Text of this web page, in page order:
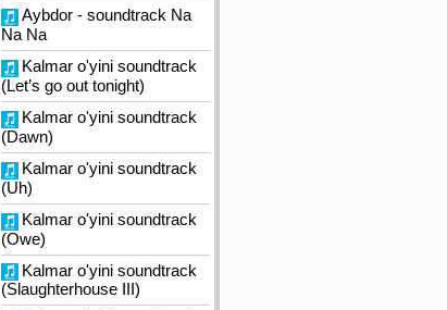
Aybdor - soundtrack Na
Na Na
Kalmar o'yini soundtrack
(Let’s go out tonight)
Kalmar o'yini soundtrack
(Dawn)
Kalmar o'yini soundtrack
(Uh)
Kalmar o'yini soundtrack
(Owe)
Kalmar o'yini soundtrack
(Slaughterhouse III)